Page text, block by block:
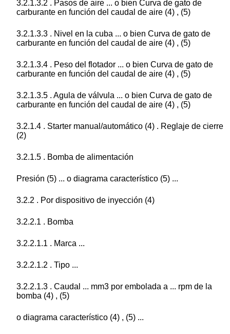
3.2.1.3.2 . Pasos de aire ... o bien Curva de gato de
carburante en función del caudal de aire (4) , (5)
3.2.1.3.3 . Nivel en la cuba ... o bien Curva de gato de
carburante en función del caudal de aire (4) , (5)
3.2.1.3.4 . Peso del flotador ... o bien Curva de gato de
carburante en función del caudal de aire (4) , (5)
3.2.1.3.5 . Agula de válvula ... o bien Curva de gato de
carburante en función del caudal de aire (4) , (5)
3.2.1.4 . Starter manual/automático (4) . Reglaje de cierre
(2)
3.2.1.5 . Bomba de alimentación
Presión (5) ... o diagrama característico (5) ...
3.2.2 . Por dispositivo de inyección (4)
3.2.2.1 . Bomba
3.2.2.1.1 . Marca ...
3.2.2.1.2 . Tipo ...
3.2.2.1.3 . Caudal ... mm3 por embolada a ... rpm de la
bomba (4) , (5)
o diagrama característico (4) , (5) ...